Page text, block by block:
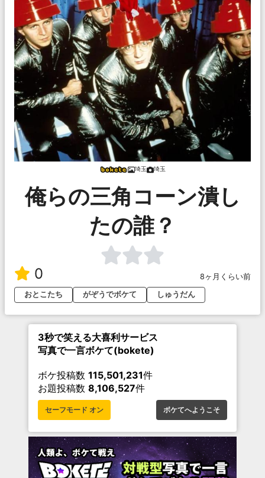
埼玉 埼玉
俺らの三角コーン潰し
たの誰？
0
8ヶ月くらい前
おとこたち
がぞうでボケて しゅうだん
3秒で笑える大喜利サービス
写真で一言ボケて(bokete)
ボケ投稿数 115,501,231件
お題投稿数 8,106,527件
セーフモード オン ボケてへようこそ